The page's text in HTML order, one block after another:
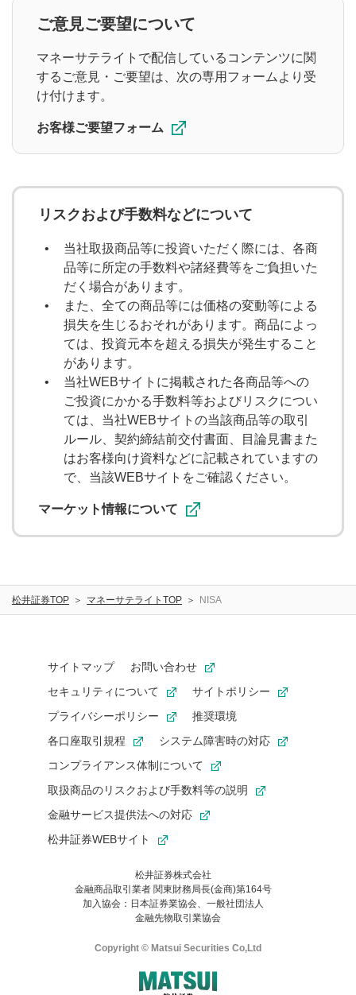
ご意見ご要望について
マネーサテライトで配信しているコンテンツに関
するご意見・ご要望は、次の専用フォームより受
け付けます。
お客様ご要望フォーム
リスクおよび手数料などについて
当社取扱商品等に投資いただく際には、各商
品等に所定の手数料や諸経費等をご負担いた
だく場合があります。
また、全ての商品等には価格の変動等による
損失を生じるおそれがあります。商品によっ
ては、投資元本を超える損失が発生すること
があります。
当社WEBサイトに掲載された各商品等への
ご投資にかかる手数料等およびリスクについ
ては、当社WEBサイトの当該商品等の取引
ルール、契約締結前交付書面、目論見書また
はお客様向け資料などに記載されていますの
で、当該WEBサイトをご確認ください。
マーケット情報について
松井証券TOP マネーサテライトTOP NISA
サイトマップ
お問い合わせ
セキュリティについて
サイトポリシー
プライバシーポリシー
推奨環境
各口座取引規程
システム障害時の対応
コンプライアンス体制について
取扱商品のリスクおよび手数料等の説明
金融サービス提供法への対応
松井証券WEBサイト
松井証券株式会社
金融商品取引業者 関東財務局長(金商)第164号
加入協会：日本証券業協会、一般社団法人
金融先物取引業協会
Copyright © Matsui Securities Co,Ltd